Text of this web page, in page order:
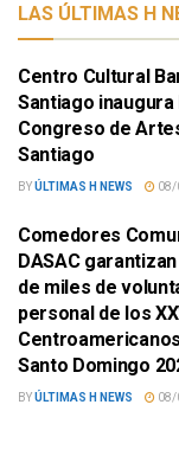
LAS ÚLTIMAS H
Centro Cultural
Santiago
Congreso de
Santiago
BYÚLTIMAS H NEWS 08/
Comedores
DASAC
de miles de
personal de los
Santo Domingo
BYÚLTIMAS H NEWS 08/